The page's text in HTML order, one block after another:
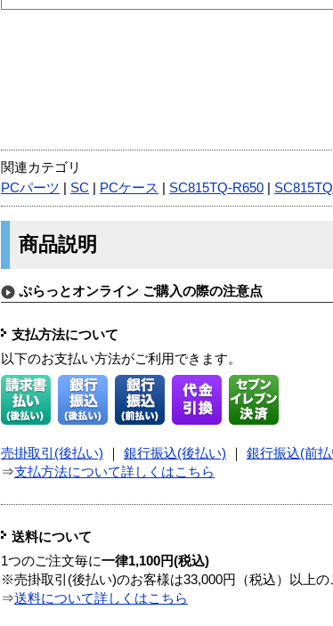
関連カテゴリ
PCパーツ
SC PCケース SC815TQ-R650
商品説明
ぷらっとオンライン ご購入の際の注意点
支払方法について
以下のお支払い方法がご利用できます。
売掛取引(後払い) 銀行振込(後払い) 銀行振込(前払
⇒支払方法について詳しくはこちら
送料について
1つのご注文毎に一律1,100円(税込)
※売掛取引(後払い)のお客様は33,000円（税込）以上の
⇒送料について詳しくはこちら